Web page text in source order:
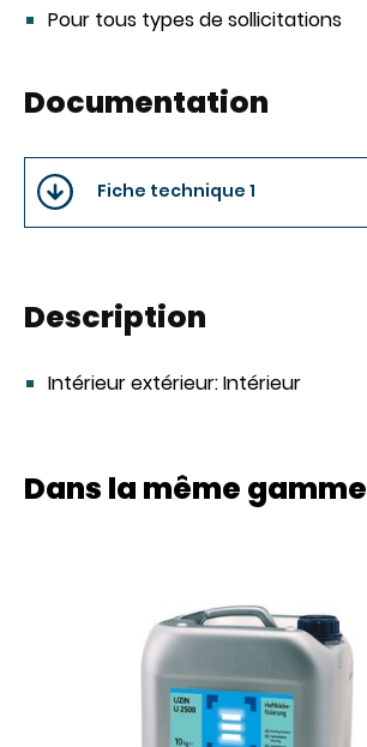
Pour tous types de sollicitations
Description
Intérieur extérieur:Intérieur
Documentation
Fiche technique 1
Dans la même gamme